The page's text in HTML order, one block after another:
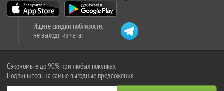
Ищите скидки поблизости,
не выходя из чата:
Сэкономьте до 90% при любых покупках
Подпишитесь на самые выгодные предложения